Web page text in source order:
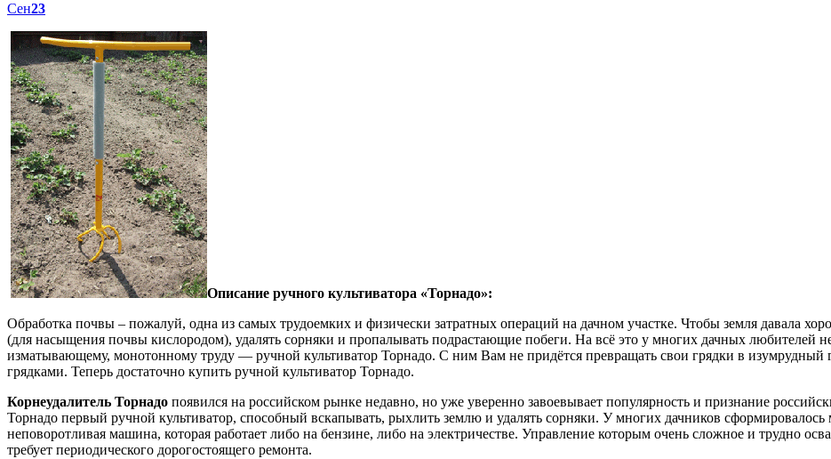
Сен23
Описание ручного культиватора «Торнадо»:
Обработка почвы – пожалуй, одна из самых трудоемких и физически затратных операций на дачном участке. Чтобы земля давала
(для насыщения почвы кислородом), удалять сорняки и пропалывать подрастающие побеги. На всё это у многих дачных любителей
изматывающему, монотонному труду — ручной культиватор Торнадо. С ним Вам не придётся превращать свои грядки в изумрудный
грядками. Теперь достаточно купить ручной культиватор Торнадо.
Корнеудалитель Торнадо появился на российском рынке недавно, но уже уверенно завоевывает популярность и признание
Торнадо первый ручной культиватор, способный вскапывать, рыхлить землю и удалять сорняки. У многих дачников сформировалось
неповоротливая машина, которая работает либо на бензине, либо на электричестве. Управление которым очень сложное и трудно
требует периодического дорогостоящего ремонта.